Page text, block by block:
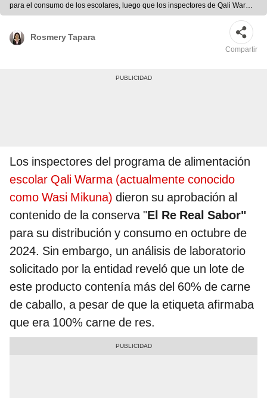
para el consumo de los escolares, luego que los inspectores de Qali Warma
hicieron varias pruebas y las aprobaron. Foto: Composición LR
Rosmery Tapara
Compartir
Los inspectores del programa de alimentación
escolar Qali Warma (actualmente conocido
como Wasi Mikuna) dieron su aprobación al
contenido de la conserva "El Re Real Sabor"
para su distribución y consumo en octubre de
2024. Sin embargo, un análisis de laboratorio
solicitado por la entidad reveló que un lote de
este producto contenía más del 60% de carne
de caballo, a pesar de que la etiqueta afirmaba
que era 100% carne de res.